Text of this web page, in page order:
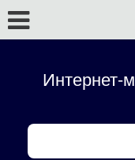
Интернет-